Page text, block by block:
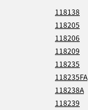
118138
118205
118206
118209
118235
118235FA
118238A
118239